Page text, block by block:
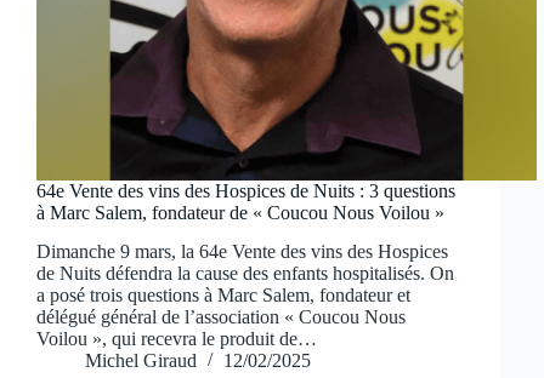
64e Vente des vins des Hospices de Nuits : 3 questions
à Marc Salem, fondateur de « Coucou Nous Voilou »
Dimanche 9 mars, la 64e Vente des vins des Hospices
de Nuits défendra la cause des enfants hospitalisés. On
a posé trois questions à Marc Salem, fondateur et
délégué général de l’association « Coucou Nous
Voilou », qui recevra le produit de…
Michel Giraud
12/02/2025